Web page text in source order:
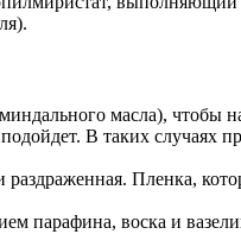
масла), чтобы
В таких
Пленка,
парафина, воска и